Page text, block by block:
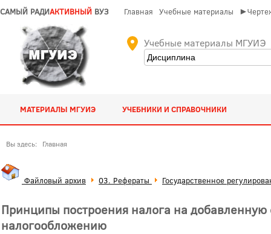
САМЫЙ РАДИАКТИВНЫЙ ВУЗ Главная Учебные материалы
Учебные материалы МГУИЭ
МАТЕРИАЛЫ МГУИЭ УЧЕБНИКИ И СПРАВОЧНИКИ
Вы здесь: Главная
Файловый архив 03. Рефераты Государственное
Принципы построения налога на добавленную
налогообложению